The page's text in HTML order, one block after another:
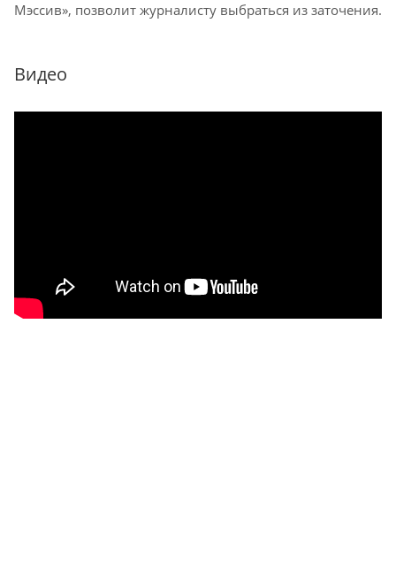
Мэссив», позволит журналисту выбраться из заточения.
Видео